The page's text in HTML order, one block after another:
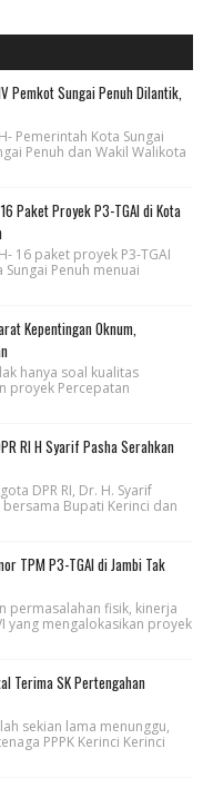
Pemkot Sungai Penuh Dilantik,
Pemerintah Kota Sungai
Penuh dan Wakil Walikota
Paket Proyek P3-TGAI di Kota
16 paket proyek P3-TGAI
Penuh menuai
Kepentingan Oknum,
hanya soal kualitas
proyek Percepatan
RI H Syarif Pasha Serahkan
DPR RI, Dr. H. Syarif
Bupati Kerinci dan
TPM P3-TGAI di Jambi Tak
permasalahan fisik, kinerja
yang mengalokasikan proyek
Terima SK Pertengahan
sekian lama menunggu,
PPPK Kerinci Kerinci